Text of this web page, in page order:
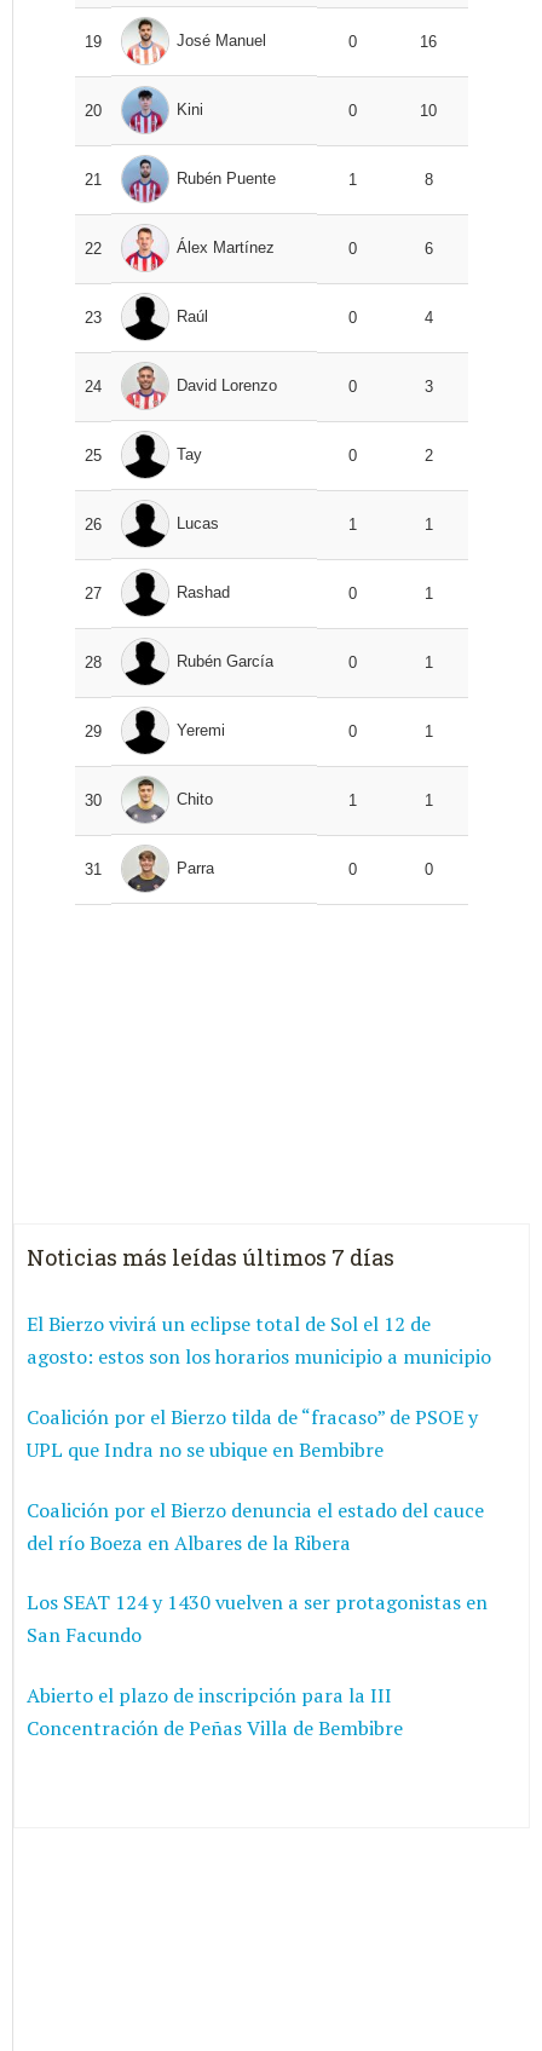
19 José Manuel 0 16
20 Kini 0 10
21 Rubén Puente 1 8
22 Álex Martínez 0 6
23 Raúl 0 4
24 David Lorenzo 0 3
25 Tay 0 2
26 Lucas 1 1
27 Rashad 0 1
28 Rubén García 0 1
29 Yeremi 0 1
30 Chito 1 1
31 Parra 0 0
Noticias más leídas últimos 7 días
El Bierzo vivirá un eclipse total de Sol el 12 de
agosto: estos son los horarios municipio a municipio
Coalición por el Bierzo tilda de “fracaso” de PSOE y
UPL que Indra no se ubique en Bembibre
Coalición por el Bierzo denuncia el estado del cauce
del río Boeza en Albares de la Ribera
Los SEAT 124 y 1430 vuelven a ser protagonistas en
San Facundo
Abierto el plazo de inscripción para la III
Concentración de Peñas Villa de Bembibre